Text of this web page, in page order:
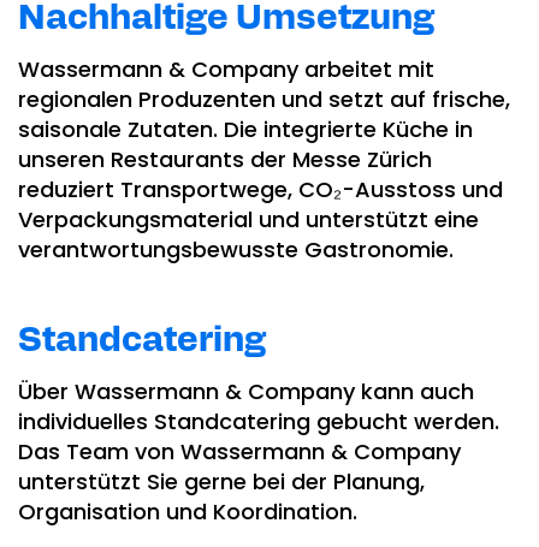
Nachhaltige Umsetzung
Wassermann & Company arbeitet mit
regionalen Produzenten und setzt auf frische,
saisonale Zutaten. Die integrierte Küche in
unseren Restaurants der Messe Zürich
reduziert Transportwege, CO₂-Ausstoss und
Verpackungsmaterial und unterstützt eine
verantwortungsbewusste Gastronomie.
Standcatering
Über Wassermann & Company kann auch
individuelles Standcatering gebucht werden.
Das Team von Wassermann & Company
unterstützt Sie gerne bei der Planung,
Organisation und Koordination.